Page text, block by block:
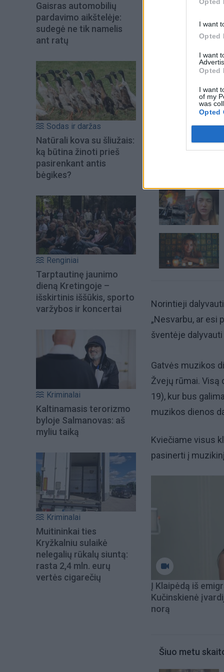
I want
Opted
I want
Opted
I want
of my
was
Opted
Gaisras automobilių
pardavimo aikštelėje:
sudegė ne tik namelis
ant ratų
Sodas ir daržas
Natūrali kova su šliužais:
ką būtina žinoti prieš
pasirenkant antis
bėgikes?
Renginiai
Tarptautinę jaunimo
dieną Kretingoje –
išskirtinis iššūkis, sporto
varžybos ir koncertai
Kriminalai
Kaltinamasis terorizmo
byloje Salmanovas: aš
myliu taiką
Kriminalai
Muitininkai ties
Kryžkalniu sulaikė
nelegalių rūkalų siuntą:
rasta 2,4 mln. eurų
vertės cigarečių
Norintieji
„Nesvarbu, ar esi
šventėje dalyvauti
Gatvės muzikos
Žvejų rūmai. Visą
19), kur bus
muzikos dienos
Kviečiame visus
pasinerti į
Į Klaipėdą iš
Kučinskienė
norą
Šiuo metu